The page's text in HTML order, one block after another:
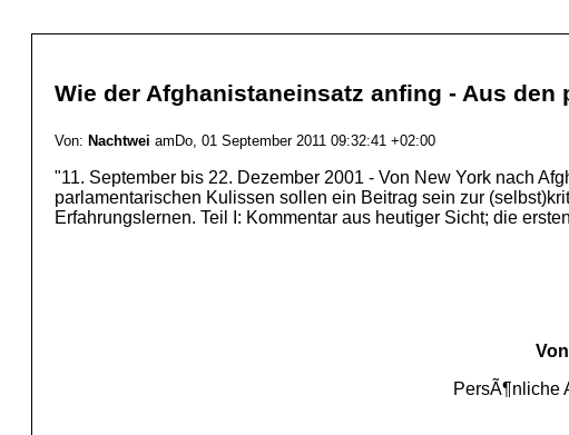
Wie der Afghanistaneinsatz anfing - Aus
Von: Nachtwei amDo, 01 September 2011 09:32:41 +02:00
"11. September bis 22. Dezember 2001 - Von New York nach
parlamentarischen Kulissen sollen ein Beitrag sein zur
Erfahrungslernen. Teil I: Kommentar aus heutiger Sicht; die
PersÃ¶nliche